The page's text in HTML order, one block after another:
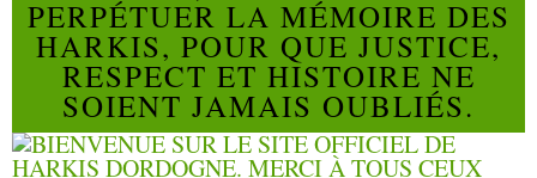
PERPÉTUER LA MÉMOIRE DES
HARKIS, POUR QUE JUSTICE,
RESPECT ET HISTOIRE NE
SOIENT JAMAIS OUBLIÉS.